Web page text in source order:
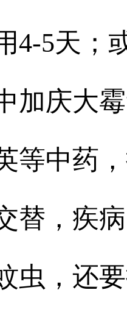
4-5天；
加庆大
等中药
替，疾
虫，还